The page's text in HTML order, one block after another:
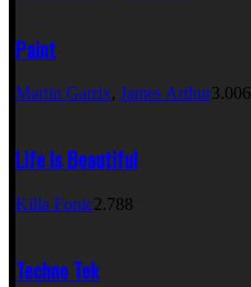
Paint
Martin Garrix, James Arthur3.006
Life Is Beautiful
Killa Fonic2.788
Techno Tek